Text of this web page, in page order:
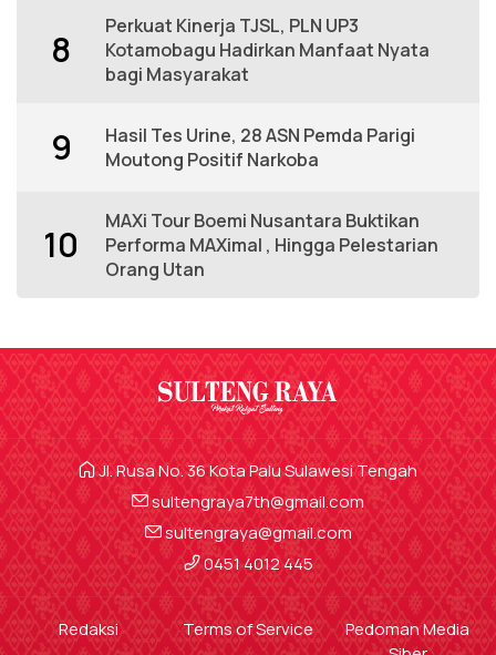
8
Perkuat Kinerja TJSL, PLN UP3
Kotamobagu Hadirkan Manfaat Nyata
bagi Masyarakat
9
Hasil Tes Urine, 28 ASN Pemda Parigi
Moutong Positif Narkoba
10
MAXi Tour Boemi Nusantara Buktikan
Performa MAXimal , Hingga Pelestarian
Orang Utan
Jl. Rusa No. 36 Kota Palu Sulawesi Tengah
sultengraya7th@gmail.com
sultengraya@gmail.com
0451 4012 445
Redaksi Terms of Service
Pedoman Media